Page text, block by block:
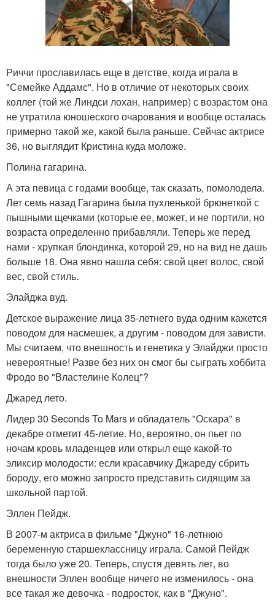
Риччи прославилась еще в детстве, когда играла в
"Семейке Аддамс". Но в отличие от некоторых своих
коллег (той же Линдси лохан, например) с возрастом она
не утратила юношеского очарования и вообще осталась
примерно такой же, какой была раньше. Сейчас актрисе
36, но выглядит Кристина куда моложе.
Полина гагарина.
А эта певица с годами вообще, так сказать, помолодела.
Лет семь назад Гагарина была пухленькой брюнеткой с
пышными щечками (которые ее, может, и не портили, но
возраста определенно прибавляли. Теперь же перед
нами - хрупкая блондинка, которой 29, но на вид не дашь
больше 18. Она явно нашла себя: свой цвет волос, свой
вес, свой стиль.
Элайджа вуд.
Детское выражение лица 35-летнего вуда одним кажется
поводом для насмешек, а другим - поводом для зависти.
Мы считаем, что внешность и генетика у Элайджи просто
невероятные! Разве без них он смог бы сыграть хоббита
Фродо во "Властелине Колец"?
Джаред лето.
Лидер 30 Seconds To Mars и обладатель "Оскара" в
декабре отметит 45-летие. Но, вероятно, он пьет по
ночам кровь младенцев или открыл еще какой-то
эликсир молодости: если красавчику Джареду сбрить
бороду, его можно запросто представить сидящим за
школьной партой.
Эллен Пейдж.
В 2007-м актриса в фильме "Джуно" 16-летнюю
беременную старшеклассницу играла. Самой Пейдж
тогда было уже 20. Теперь, спустя девять лет, во
внешности Эллен вообще ничего не изменилось - она
все такая же девочка - подросток, как в "Джуно".